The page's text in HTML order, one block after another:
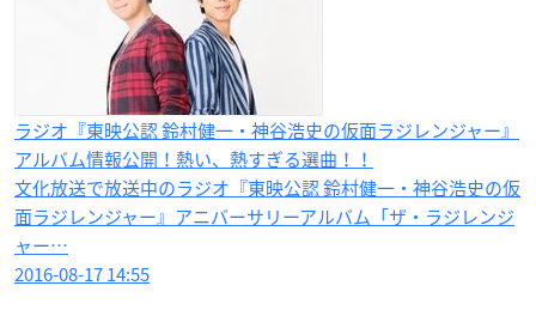
ラジオ『東映公認 鈴村健一・神谷浩史の仮面ラジレンジャー』
アルバム情報公開！熱い、熱すぎる選曲！！
文化放送で放送中のラジオ『東映公認 鈴村健一・神谷浩史の仮
面ラジレンジャー』アニバーサリーアルバム「ザ・ラジレンジ
ャー…
2016-08-17 14:55